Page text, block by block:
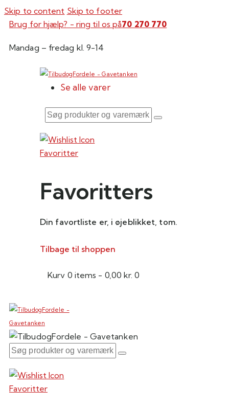
Skip to content Skip to footer
Brug for hjælp? - ring til os på70 270 770
Mandag – fredag kl. 9-14
Se alle varer
Søg
og
varemærker
Favoritter
Favoritters
Din favortliste er, i øjeblikket, tom.
Tilbage til shoppen
Kurv 0 items - 0,00 kr. 0
Favoritter